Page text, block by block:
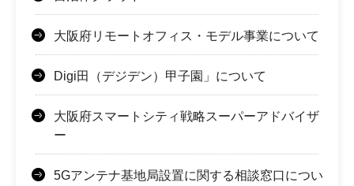
大阪府リモートオフィス・モデル事業について
Digi田（デジデン）甲子園」について
大阪府スマートシティ戦略スーパーアドバイザ
ー
5Gアンテナ基地局設置に関する相談窓口につい